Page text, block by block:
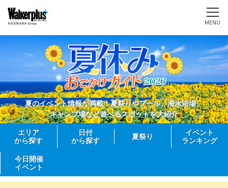
MENU
夏のイベント情報が満載！夏祭りやプール、海水浴場、
キャンプ場など遊べるスポットを大紹介
エリア
から探す
日付
から探す
夏祭り
イベント
ランキング
今日開催
イベント